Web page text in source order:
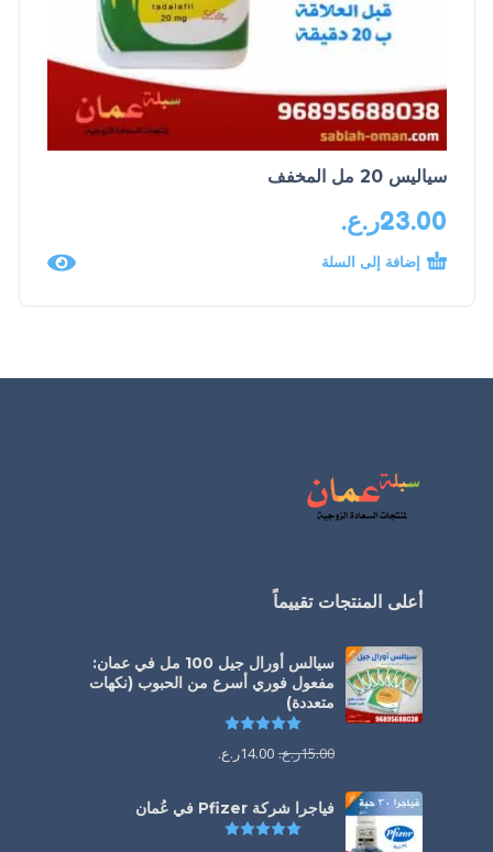
سياليس 20 مل المخفف
23.00ر.ع.
إضافة إلى السلة
أعلى المنتجات تقييماً
سيالس أورال جيل 100 مل في عمان:
مفعول فوري أسرع من الحبوب (نكهات
متعددة)
15.00ر.ع. 14.00ر.ع.
فياجرا شركة Pfizer في عُمان